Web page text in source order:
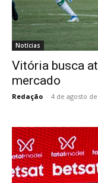
Notícias
Vitória busca
mercado
Redação - 4 de agosto de